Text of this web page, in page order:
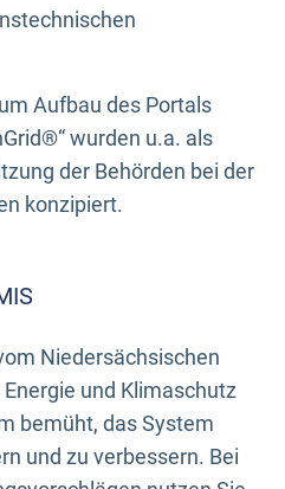
Aufbau des Portals
wurden u.a. als
der Behörden bei der
konzipiert.
Niedersächsischen
und Klimaschutz
bemüht, das System
und zu verbessern. Bei